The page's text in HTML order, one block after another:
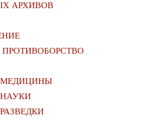
АРХИВОВ
МЕДИЦИНЫ